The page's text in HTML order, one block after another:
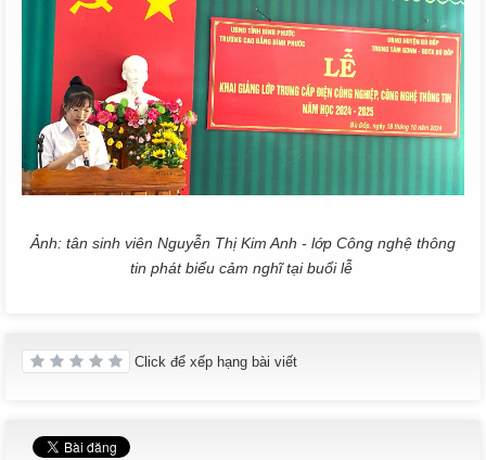
Ảnh: tân sinh viên Nguyễn Thị Kim Anh - lớp Công nghệ thông
tin phát biểu cảm nghĩ tại buổi lễ
Click để xếp hạng bài viết